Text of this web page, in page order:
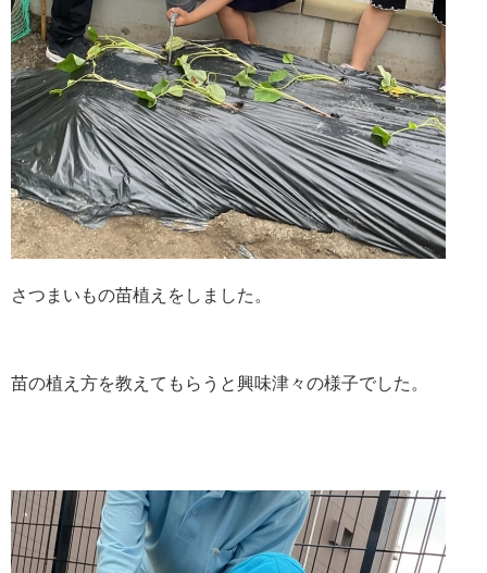
さつまいもの苗植えをしました。
苗の植え方を教えてもらうと興味津々の様子でした。